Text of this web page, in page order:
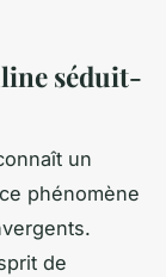
séduit-
un
phénomène
de